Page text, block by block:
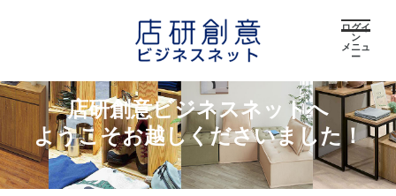
ログイ
ン
メニュ
ー
店研創意ビジネスネットへ
ようこそお越しくださいました！